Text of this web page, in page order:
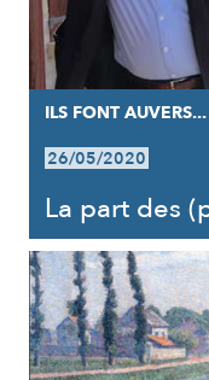
ILS FONT AUVERS...
26/05/2020
La part des